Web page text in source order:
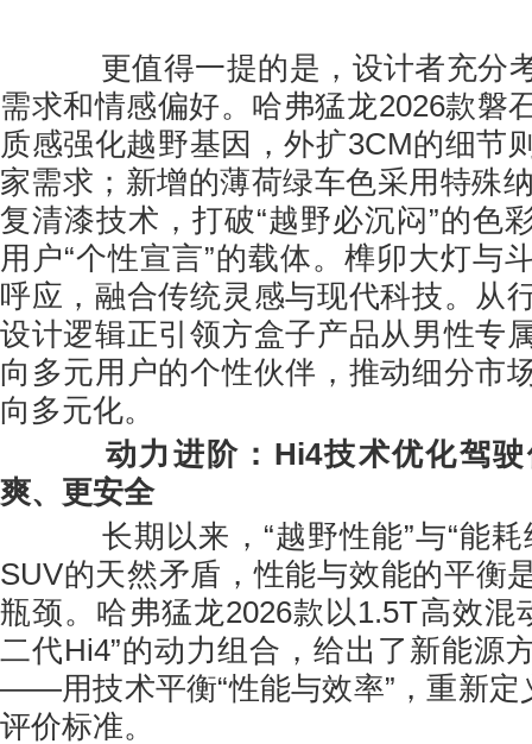
更值得一提的是，设计者充分
需求和情感偏好。哈弗猛龙2026款磐
质感强化越野基因，外扩3CM的细节
家需求；新增的薄荷绿车色采用特殊
复清漆技术，打破“越野必沉闷”的色
用户“个性宣言”的载体。榫卯大灯与
呼应，融合传统灵感与现代科技。从
设计逻辑正引领方盒子产品从男性专
向多元用户的个性伙伴，推动细分市
向多元化。
动力进阶：Hi4技术优化驾
爽、更安全
长期以来，“越野性能”与“能耗
SUV的天然矛盾，性能与效能的平衡
瓶颈。哈弗猛龙2026款以1.5T高效混
二代Hi4”的动力组合，给出了新能源
——用技术平衡“性能与效率”，重新定
评价标准。